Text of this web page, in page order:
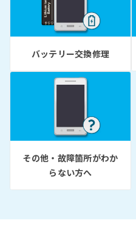
バッテリー交換修理
その他・故障箇所がわか
らない方へ